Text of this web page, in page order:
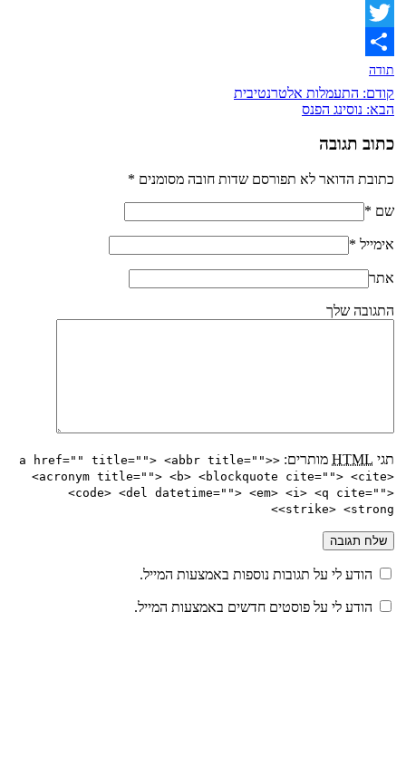
Facebook
Twitter
תודה
קודם: התעמלות אלטרנטיבית
הבא: נוסינג הפנס
כתוב תגובה
כתובת הדואר לא תפורסם שדות חובה מסומנים *
שם *
אימייל *
אתר
התגובה שלך
תגי HTML מותרים:
<a href="" title=""> <abbr title="">
<acronym title=""> <b> <blockquote cite=""> <cite>
<code> <del datetime=""> <em> <i> <q cite="">
<strike> <strong>
הודע לי על תגובות נוספות באמצעות המייל.
הודע לי על פוסטים חדשים באמצעות המייל.